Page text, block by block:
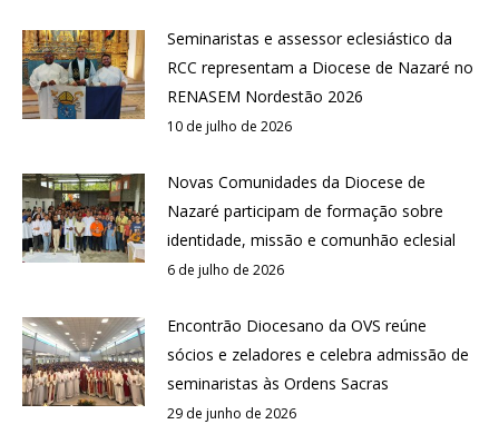
Seminaristas e assessor eclesiástico da
RCC representam a Diocese de Nazaré no
RENASEM Nordestão 2026
10 de julho de 2026
Novas Comunidades da Diocese de
Nazaré participam de formação sobre
identidade, missão e comunhão eclesial
6 de julho de 2026
Encontrão Diocesano da OVS reúne
sócios e zeladores e celebra admissão de
seminaristas às Ordens Sacras
29 de junho de 2026